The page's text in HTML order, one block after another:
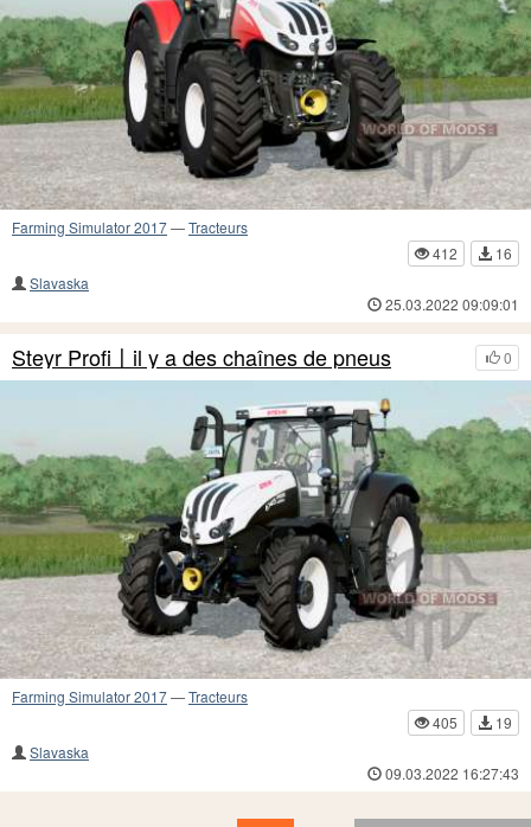
Farming Simulator 2017—Tracteurs
412
16
Slavaska
25.03.2022 09:09:01
0
Steyr Profi〡il y a des chaînes de pneus
Farming Simulator 2017—Tracteurs
405
19
Slavaska
09.03.2022 16:27:43
1